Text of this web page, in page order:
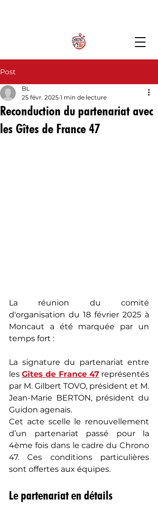
Post
Reconduction du partenariat avec
les Gîtes de France 47
BL
25 févr. 2025 1 min de lecture
La réunion du comité
d'organisation du 18 février 2025 à
Moncaut a été marquée par un
temps fort :
La signature du partenariat entre
les Gîtes de France 47 représentés
par M. Gilbert TOVO, président et M.
Jean-Marie BERTON, président du
Guidon agenais.
Cet acte scelle le renouvellement
d’un partenariat passé pour la
4ème fois dans le cadre du Chrono
47. Ces conditions particulières
sont offertes aux équipes.
Le partenariat en détails